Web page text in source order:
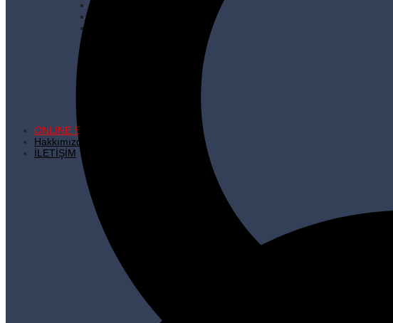
ONLINE SATIŞ
Hakkımızda
İLETİŞİM